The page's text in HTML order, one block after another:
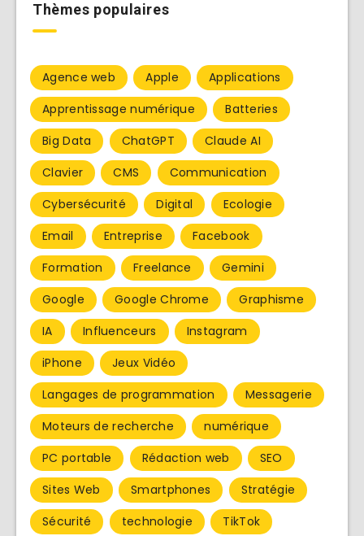
Thèmes populaires
Agence web Apple
Applications
Apprentissage numérique
Batteries
Big Data
ChatGPT
Claude AI
Clavier
CMS
Communication
Cybersécurité
Digital
Ecologie
Email
Entreprise
Facebook
Formation
Freelance
Gemini
Google
Google Chrome
Graphisme
IA
Influenceurs
Instagram
iPhone
Jeux Vidéo
Langages de programmation
Messagerie
Moteurs de recherche
numérique
PC portable
Rédaction web
SEO
Sites Web
Smartphones
Stratégie
Sécurité
technologie
TikTok